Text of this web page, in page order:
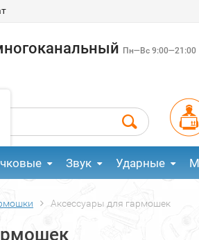
Пн—Вс 9:00—21:00
Звук Ударные
Аксессуары для гармошек